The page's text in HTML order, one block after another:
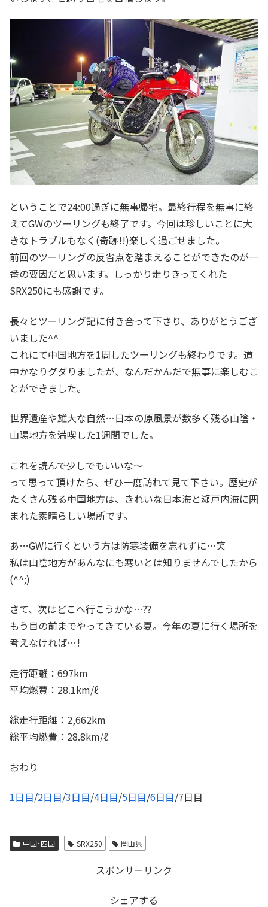
ということで24:00過ぎに無事帰宅。最終行程を無事に終
えてGWのツーリングも終了です。今回は珍しいことに大
きなトラブルもなく(奇跡!!)楽しく過ごせました。
前回のツーリングの反省点を踏まえることができたのが一
番の要因だと思います。しっかり走りきってくれた
SRX250にも感謝です。
長々とツーリング記に付き合って下さり、ありがとうござ
いました^^
これにて中国地方を1周したツーリングも終わりです。道
中かなりグダりましたが、なんだかんだで無事に楽しむこ
とができました。
世界遺産や雄大な自然…日本の原風景が数多く残る山陰・
山陽地方を満喫した1週間でした。
これを読んで少しでもいいな～
って思って頂けたら、ぜひ一度訪れて見て下さい。歴史が
たくさん残る中国地方は、きれいな日本海と瀬戸内海に囲
まれた素晴らしい場所です。
あ…GWに行くという方は防寒装備を忘れずに…笑
私は山陰地方があんなにも寒いとは知りませんでしたから
(^^;)
さて、次はどこへ行こうかな…??
もう目の前までやってきている夏。今年の夏に行く場所を
考えなければ…!
走行距離：697km
平均燃費：28.1km/ℓ
総走行距離：2,662km
総平均燃費：28.8km/ℓ
おわり
1日目/2日目/3日目/4日目/5日目/6日目/7日目
中国･四国 SRX250 岡山県
スポンサーリンク
シェアする